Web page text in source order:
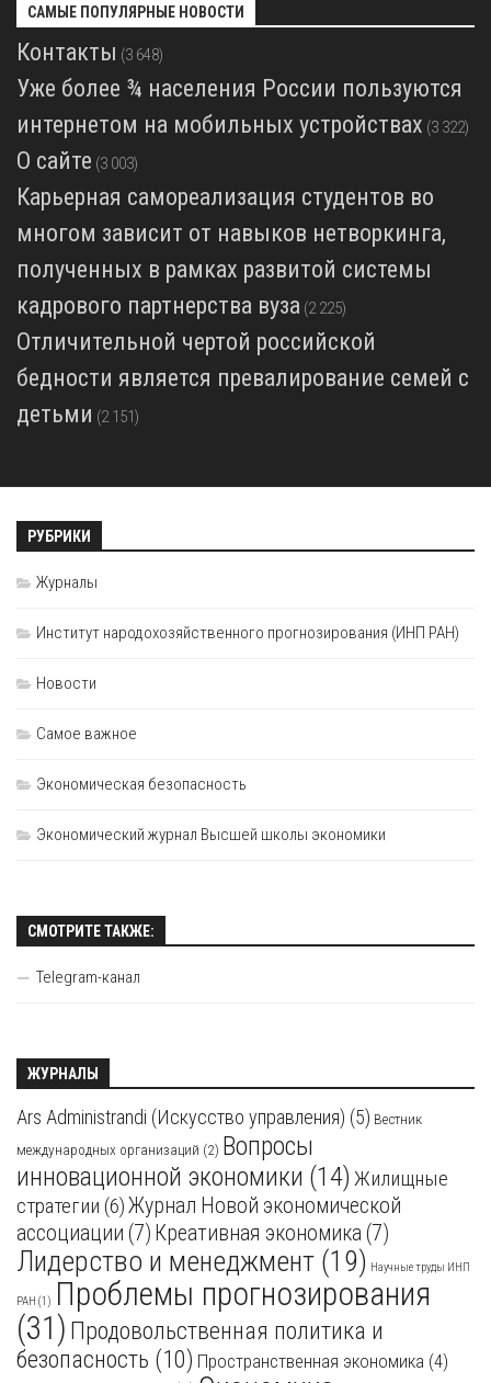
САМЫЕ ПОПУЛЯРНЫЕ НОВОСТИ
Контакты (3 648)
Уже более ¾ населения России пользуются
интернетом на мобильных устройствах (3 322)
О сайте (3 003)
Карьерная самореализация студентов во
многом зависит от навыков нетворкинга,
полученных в рамках развитой системы
кадрового партнерства вуза (2 225)
Отличительной чертой российской
бедности является превалирование семей с
детьми (2 151)
РУБРИКИ
Журналы
Институт народохозяйственного прогнозирования (ИНП РАН)
Новости
Самое важное
Экономическая безопасность
Экономический журнал Высшей школы экономики
СМОТРИТЕ ТАКЖЕ:
Telegram-канал
ЖУРНАЛЫ
Ars Administrandi (Искусство управления) (5) Вестник
международных организаций (2) Вопросы
инновационной экономики (14) Жилищные
стратегии (6)Журнал Новой экономической
ассоциации (7) Креативная экономика(7)
Лидерство и менеджмент (19) Научные труды ИНП
РАН (1) Проблемы прогнозирования
(31) Продовольственная политика и
безопасность (10) Пространственная экономика (4)